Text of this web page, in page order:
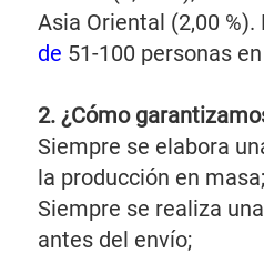
Asia Oriental (2,00 %).
de 51-100 personas
2. ¿Cómo
Siempre se elabora
la producción en masa;
Siempre se realiza
antes del envío;